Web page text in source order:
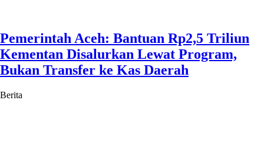
Pemerintah Aceh: Bantuan Rp2,5 Triliun
Kementan Disalurkan Lewat Program,
Bukan Transfer ke Kas Daerah
Berita